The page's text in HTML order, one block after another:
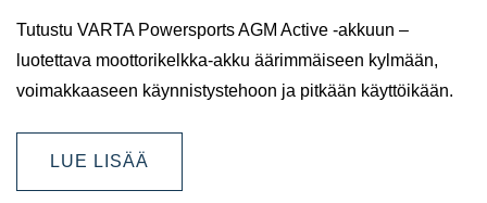
Tutustu VARTA Powersports AGM Active -akkuun –
luotettava moottorikelkka-akku äärimmäiseen kylmään,
voimakkaaseen käynnistystehoon ja pitkään käyttöikään.
LUE LISÄÄ